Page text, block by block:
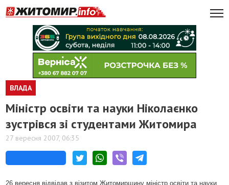
ВЛАДА
Міністр освіти та науки Ніколаєнко
зустрівся зі студентами Житомира
27 вересня 2007, 06:35
26 вересня відвідав з візитом Житомирщину міністр освіти та науки